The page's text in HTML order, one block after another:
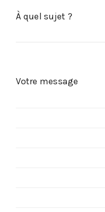
À quel sujet ?
Votre message